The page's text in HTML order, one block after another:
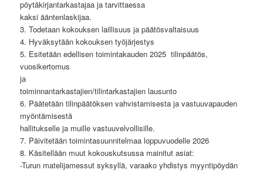
pöytäkirjantarkastajaa ja tarvittaessa
kaksi ääntenlaskijaa.
3. Todetaan kokouksen laillisuus ja päätösvaltaisuus
4. Hyväksytään kokouksen työjärjestys
5. Esitetään edellisen toimintakauden 2025 tilinpäätös,
vuosikertomus
ja
toiminnantarkastajien/tilintarkastajien lausunto
6. Päätetään tilinpäätöksen vahvistamisesta ja vastuuvapauden
myöntämisestä
hallitukselle ja muille vastuuvelvollisille.
7. Päivitetään toimintasuunnitelmaa loppuvuodelle 2026
8. Käsitellään muut kokouskutsussa mainitut asiat:
-Turun matelijamessut syksyllä, varaako yhdistys myyntipöydän